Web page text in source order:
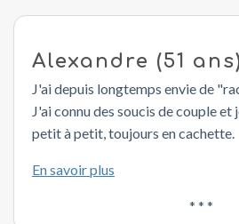
Alexandre (51 ans)
J'ai depuis longtemps envie de
J'ai connu des soucis de couple et
petit à petit, toujours en cachette.
En savoir plus
* * *